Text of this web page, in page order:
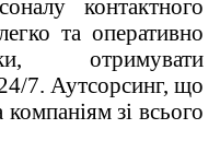
контактного
та оперативно
отримувати
7. Аутсорсинг, що
компаніям зі всього